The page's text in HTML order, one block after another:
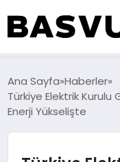
BAŞVURULAR
BAYILIKLER
HABERLER
Ana Sayfa Haberler
Türkiye Elektrik
Enerji Yükselişte